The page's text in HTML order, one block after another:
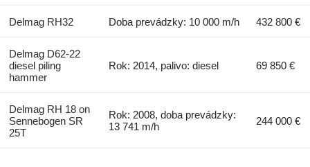
Delmag RH32 Doba prevádzky: 10 000 m/h 432 800 €
Delmag D62-22
diesel piling
hammer
Rok: 2014, palivo: diesel 69 850 €
Delmag RH 18 on
Sennebogen SR
25T
Rok: 2008, doba prevádzky:
13 741 m/h
244 000 €